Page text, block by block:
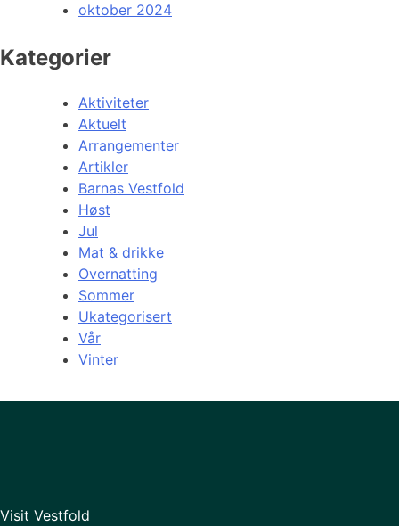
oktober 2024
Kategorier
Aktiviteter
Aktuelt
Arrangementer
Artikler
Barnas Vestfold
Høst
Jul
Mat & drikke
Overnatting
Sommer
Ukategorisert
Vår
Vinter
Visit Vestfold